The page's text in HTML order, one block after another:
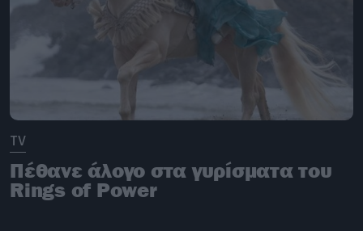
TV
Πέθανε άλογο στα γυρίσματα του
Rings of Power